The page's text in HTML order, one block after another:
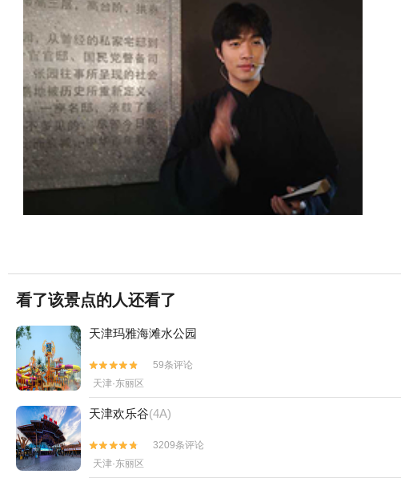
看了该景点的人还看了
天津玛雅海滩水公园


59条评论
天津·东丽区
天津欢乐谷(4A)


3209条评论
天津·东丽区